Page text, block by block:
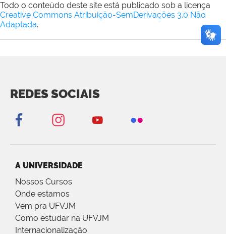
Todo o conteúdo deste site está publicado sob a licença
Creative Commons Atribuição-SemDerivações 3.0 Não
Adaptada.
REDES SOCIAIS
A UNIVERSIDADE
Nossos Cursos
Onde estamos
Vem pra UFVJM
Como estudar na UFVJM
Internacionalização